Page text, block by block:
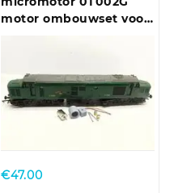
motor ombouwset voor
€47.00